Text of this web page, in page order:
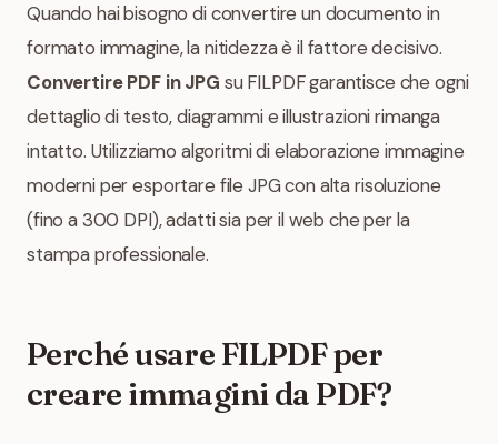
Quando hai bisogno di convertire un documento in
formato immagine, la nitidezza è il fattore decisivo.
Convertire PDF in JPG su FILPDF garantisce che ogni
dettaglio di testo, diagrammi e illustrazioni rimanga
intatto. Utilizziamo algoritmi di elaborazione immagine
moderni per esportare file JPG con alta risoluzione
(fino a 300 DPI), adatti sia per il web che per la
stampa professionale.
Perché usare FILPDF per
creare immagini da PDF?